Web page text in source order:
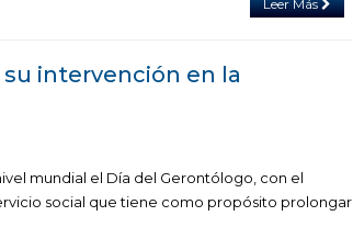
Leer Más
intervención en la
mundial el Día del Gerontólogo, con el
social que tiene como propósito prolongar